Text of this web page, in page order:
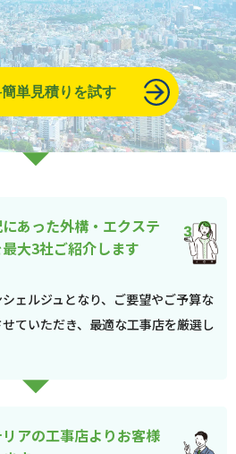
単見積りを試す
あった外構・エクステ
大3社ご紹介します
ェルジュとなり、ご要望やご予算な
ていただき、最適な工事店を厳選し
アの工事店よりお客様